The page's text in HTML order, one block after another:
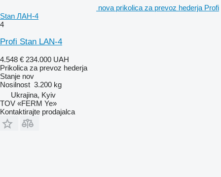
nova prikolica za prevoz hederja Profi
Stan ЛАН-4
4
Profi Stan LAN-4
4.548 € 234.000 UAH
Prikolica za prevoz hederja
Stanje nov
Nosilnost 3.200 kg
Ukrajina, Kyiv
TOV «FERM Ye»
Kontaktirajte prodajalca